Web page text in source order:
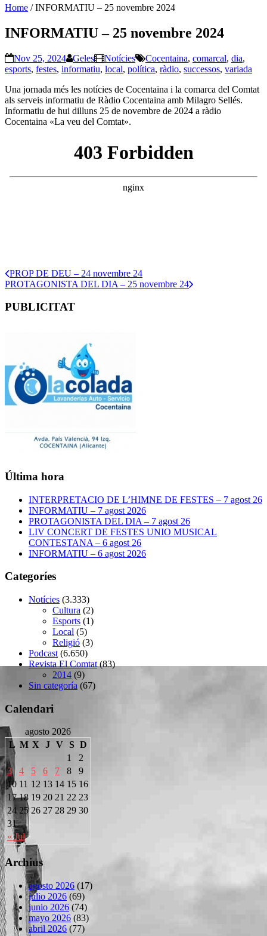
Home /INFORMATIU – 25 novembre 2024
INFORMATIU – 25 novembre 2024
Nov 25, 2024 Geles Notícies Cocentaina, comarcal, dia,
esports, festes, informatiu, local, política, ràdio, successos, variada
Una jornada més les notícies de Cocentaina i la comarca del Comtat
als serveis informatiu de Ràdio Cocentaina amb Milagro Sellés.
Informatiu de hui dilluns 25 de novembre de 2024 a ràdio
Cocentaina «La veu del Comtat».
PROP DE DEU – 24 novembre 24
PROTAGONISTA DEL DIA – 25 novembre 24
PUBLICITAT
Última hora
INTERPRETACIO DE L’HIMNE DE FESTES – 7 agost 26
INFORMATIU – 7 agost 2026
PROTAGONISTA DEL DIA – 7 agost 26
LIV CONCERT DE FESTES UNIO MUSICAL
CONTESTANA – 6 agost 26
INFORMATIU – 6 agost 2026
Categoríes
Notícies (3.333)
Cultura (2)
Esports (1)
Local (5)
Religió (3)
Podcast (6.650)
Revista El Comtat(83)
2014 (9)
Sin categoría (67)
Calendari
agosto 2026
L M X J V S D
« Jul
1
2
3
4 5 6 7 8
9
10 11 12 13 14 15 16
17 18 19 20 21 22 23
24 25 26 27 28 29 30
31
Archius
agosto 2026 (17)
julio 2026 (69)
junio 2026 (74)
mayo 2026 (83)
abril 2026 (77)